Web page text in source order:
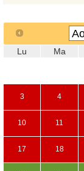
Lu Ma
3 4
10 11
17 18